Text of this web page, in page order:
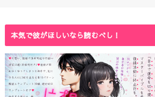
本気で彼がほしいなら読むべし！